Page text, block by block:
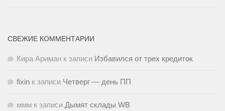
СВЕЖИЕ КОММЕНТАРИИ
Кира Ариман к записи Избавился от трех кредиток
fixin к записи Четверг — день ПП
ммм к записи Дымят склады WB